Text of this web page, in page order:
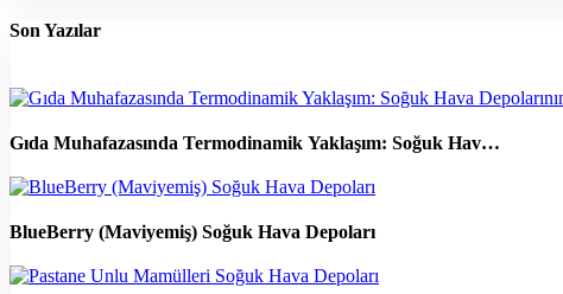
Son Yazılar
Gıda Muhafazasında Termodinamik Yaklaşım: Soğuk Hav…
BlueBerry (Maviyemiş) Soğuk Hava Depoları